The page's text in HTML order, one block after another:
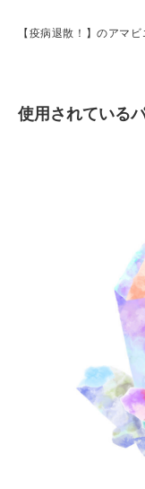
【疫病退散！】のアマ
使用されている